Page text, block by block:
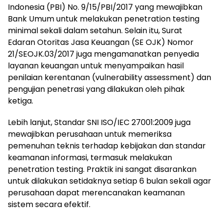
Indonesia (PBI) No. 9/15/PBI/2017 yang mewajibkan
Bank Umum untuk melakukan penetration testing
minimal sekali dalam setahun. Selain itu, Surat
Edaran Otoritas Jasa Keuangan (SE OJK) Nomor
21/SEOJK.03/2017 juga mengamanatkan penyedia
layanan keuangan untuk menyampaikan hasil
penilaian kerentanan (vulnerability assessment) dan
pengujian penetrasi yang dilakukan oleh pihak
ketiga.
Lebih lanjut, Standar SNI ISO/IEC 27001:2009 juga
mewajibkan perusahaan untuk memeriksa
pemenuhan teknis terhadap kebijakan dan standar
keamanan informasi, termasuk melakukan
penetration testing. Praktik ini sangat disarankan
untuk dilakukan setidaknya setiap 6 bulan sekali agar
perusahaan dapat merencanakan keamanan
sistem secara efektif.